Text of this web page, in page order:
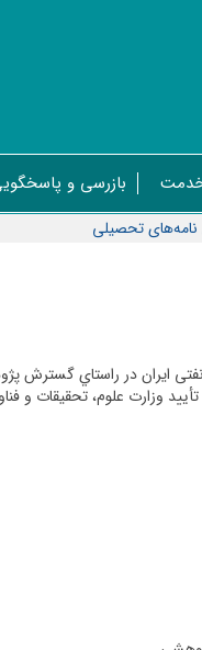
بازرسی و
نامه‌های تحصيلی
ايراندر راستاي گسترش
وزارت علوم، تحقيقات و